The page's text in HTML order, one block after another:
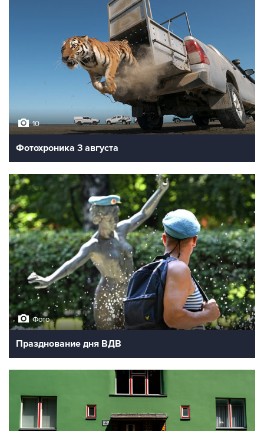
10
Фотохроника 3 августа
Фото
Празднование дня ВДВ